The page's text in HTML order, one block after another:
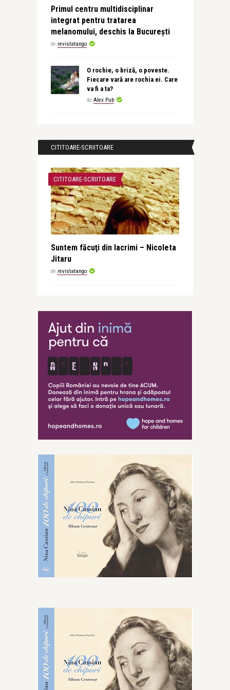
Primul centru multidisciplinar
integrat pentru tratarea
melanomului, deschis la București
de revistatango
O rochie, o briză, o poveste.
Fiecare vară are rochia ei. Care
va fi a ta?
de Alex Pub
CITITOARE-SCRIITOARE
CITITOARE-SCRIITOARE
Suntem făcuţi din lacrimi – Nicoleta
Jitaru
de revistatango